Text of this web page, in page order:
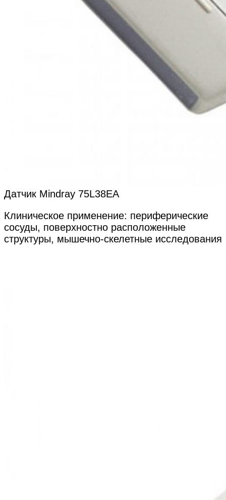
Датчик Mindray 75L38EA
Клиническое применение: периферические
сосуды, поверхностно расположенные
структуры, мышечно-скелетные исследования